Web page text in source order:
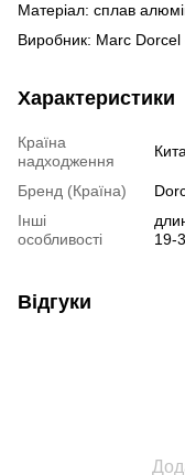
Матеріал: сплав
Виробник: Marc Dorcel
Характеристики
Країна
надходження
Бренд (Країна)
Інші
особливості
19-
Відгуки